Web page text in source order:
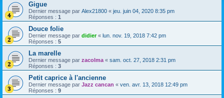
Gigue
Dernier message par Alex21800 « jeu. juin 04, 2020 8:35 pm
Réponses : 1
Douce folie
Dernier message par didier« lun. nov. 19, 2018 7:42 pm
Réponses : 5
La marelle
Dernier message par zacolma « sam. oct. 27, 2018 2:31 pm
Réponses : 3
Petit caprice à l'ancienne
Dernier message par Jazz cancan « ven. avr. 13, 2018 12:49 pm
Réponses : 9